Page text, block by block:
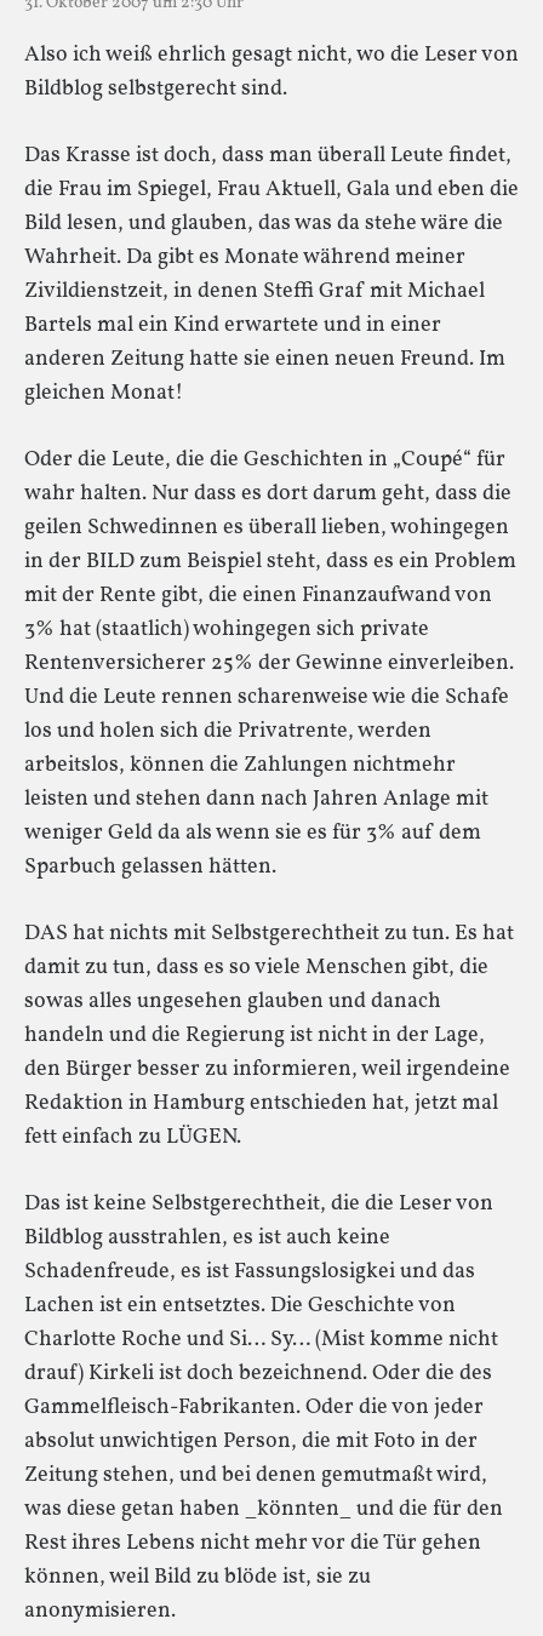
Also ich weiß ehrlich gesagt nicht, wo die Leser von
Bildblog selbstgerecht sind.
Das Krasse ist doch, dass man überall Leute findet,
die Frau im Spiegel, Frau Aktuell, Gala und eben die
Bild lesen, und glauben, das was da stehe wäre die
Wahrheit. Da gibt es Monate während meiner
Zivildienstzeit, in denen Steffi Graf mit Michael
Bartels mal ein Kind erwartete und in einer
anderen Zeitung hatte sie einen neuen Freund. Im
gleichen Monat!
Oder die Leute, die die Geschichten in „Coupé“ für
wahr halten. Nur dass es dort darum geht, dass die
geilen Schwedinnen es überall lieben, wohingegen
in der BILD zum Beispiel steht, dass es ein Problem
mit der Rente gibt, die einen Finanzaufwand von
3% hat (staatlich) wohingegen sich private
Rentenversicherer 25% der Gewinne einverleiben.
Und die Leute rennen scharenweise wie die Schafe
los und holen sich die Privatrente, werden
arbeitslos, können die Zahlungen nichtmehr
leisten und stehen dann nach Jahren Anlage mit
weniger Geld da als wenn sie es für 3% auf dem
Sparbuch gelassen hätten.
DAS hat nichts mit Selbstgerechtheit zu tun. Es hat
damit zu tun, dass es so viele Menschen gibt, die
sowas alles ungesehen glauben und danach
handeln und die Regierung ist nicht in der Lage,
den Bürger besser zu informieren, weil irgendeine
Redaktion in Hamburg entschieden hat, jetzt mal
fett einfach zu LÜGEN.
Das ist keine Selbstgerechtheit, die die Leser von
Bildblog ausstrahlen, es ist auch keine
Schadenfreude, es ist Fassungslosigkei und das
Lachen ist ein entsetztes. Die Geschichte von
Charlotte Roche und Si… Sy… (Mist komme nicht
drauf) Kirkeli ist doch bezeichnend. Oder die des
Gammelfleisch-Fabrikanten. Oder die von jeder
absolut unwichtigen Person, die mit Foto in der
Zeitung stehen, und bei denen gemutmaßt wird,
was diese getan haben _könnten_ und die für den
Rest ihres Lebens nicht mehr vor die Tür gehen
können, weil Bild zu blöde ist, sie zu
anonymisieren.